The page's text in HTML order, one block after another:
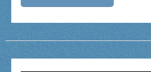
émerveillement
Noël